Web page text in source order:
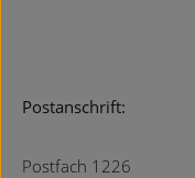
Postanschrift:
Postfach 1226